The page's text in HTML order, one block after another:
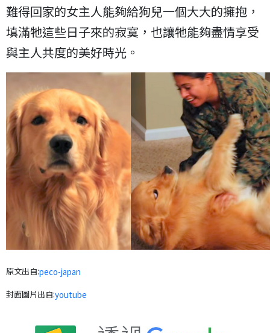
難得回家的女主人能夠給狗兒一個大大的擁抱，
填滿牠這些日子來的寂寞，也讓牠能夠盡情享受
與主人共度的美好時光。
原文出自:peco-japan
封面圖片出自:youtube